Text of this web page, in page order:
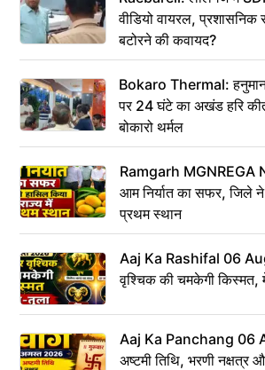
वीडियो वायरल, प्रशासनिक
बटोरने की कवायद?
Bokaro Thermal: हनुमान
पर 24 घंटे का अखंड हरि
बोकारो थर्मल
Ramgarh MGNREGA
आम निर्यात का सफर, जिले ने
प्रथम स्थान
Aaj Ka Rashifal 06
वृश्चिक की चमकेगी किस्मत,
Aaj Ka Panchang
अष्टमी तिथि, भरणी नक्षत्र